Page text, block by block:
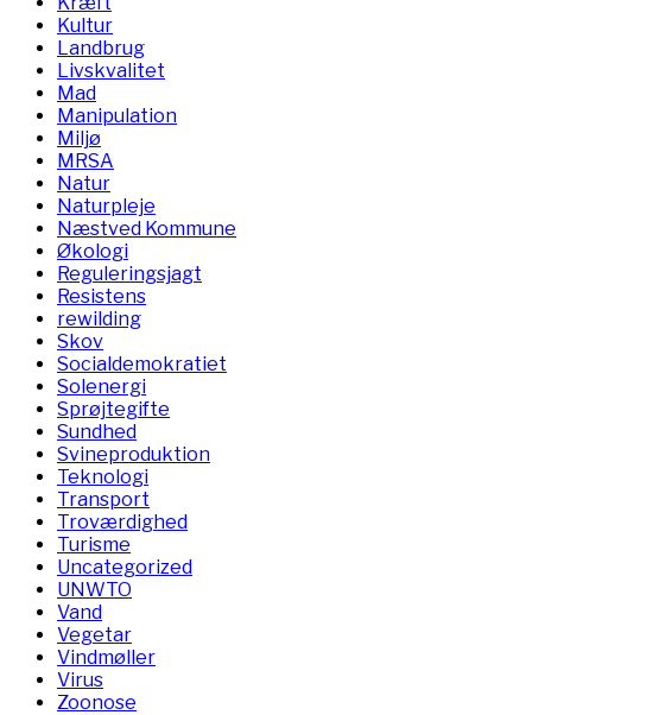
Kultur
Landbrug
Livskvalitet
Mad
Manipulation
Miljø
MRSA
Natur
Naturpleje
Næstved Kommune
Økologi
Reguleringsjagt
Resistens
rewilding
Skov
Socialdemokratiet
Solenergi
Sprøjtegifte
Sundhed
Svineproduktion
Teknologi
Transport
Troværdighed
Turisme
Uncategorized
UNWTO
Vand
Vegetar
Vindmøller
Virus
Zoonose